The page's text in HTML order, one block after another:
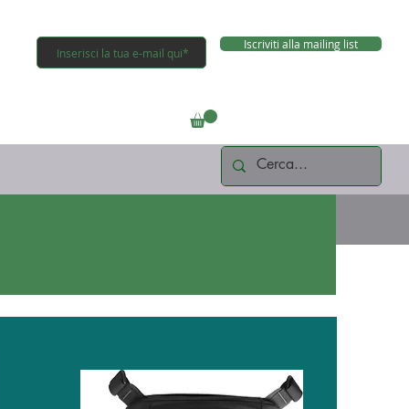
Iscriviti alla mailing list